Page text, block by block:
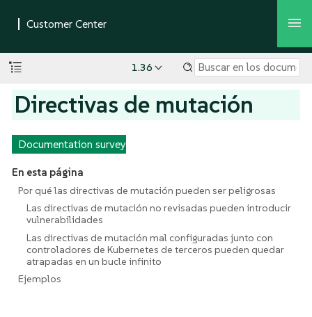
1.36
Directivas de mutación
Documentation survey
En esta página
Por qué las directivas de mutación pueden ser peligrosas
Las directivas de mutación no revisadas pueden introducir
vulnerabilidades
Las directivas de mutación mal configuradas junto con
controladores de Kubernetes de terceros pueden quedar
atrapadas en un bucle infinito
Ejemplos